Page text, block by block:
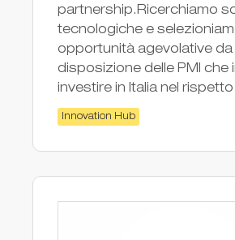
partnership.Ricerchiamo
tecnologiche e
opportunità agevolative da
disposizione delle PMI che
investire in Italia nel rispetto
Innovation Hub